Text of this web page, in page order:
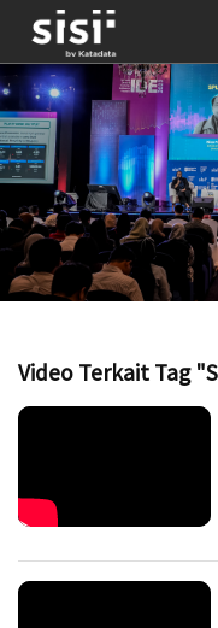
Video Terkait Tag